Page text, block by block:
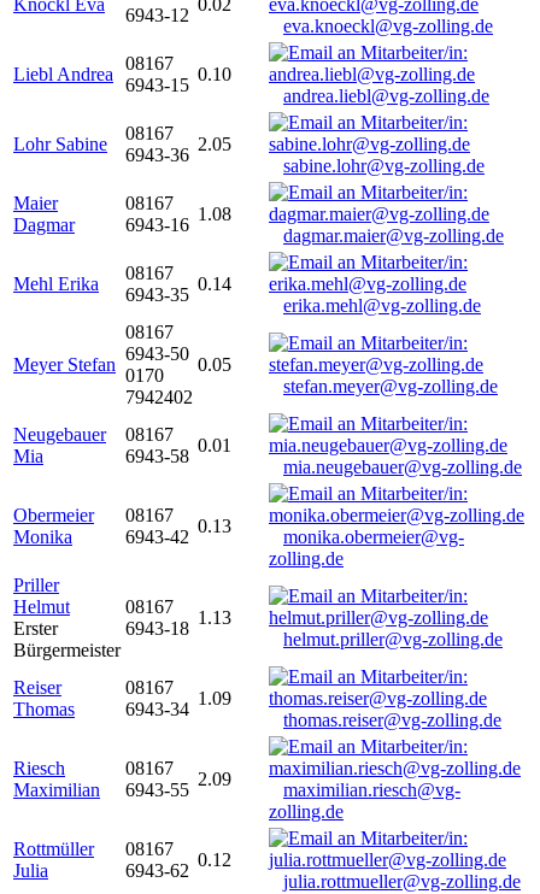
Knöckl Eva
6943-12
0.02
eva.knoeckl@vg-zolling.de
Liebl Andrea
08167
6943-15
0.10
andrea.liebl@vg-zolling.de
Lohr Sabine
08167
6943-36
2.05
sabine.lohr@vg-zolling.de
Maier
Dagmar
08167
6943-16
1.08
dagmar.maier@vg-zolling.de
Mehl Erika
08167
6943-35
0.14
erika.mehl@vg-zolling.de
Meyer Stefan
08167
6943-50
0170
7942402
0.05
stefan.meyer@vg-zolling.de
Neugebauer
Mia
08167
6943-58
0.01
mia.neugebauer@vg-zolling.de
Obermeier
Monika
08167
6943-42
0.13
monika.obermeier@vg-
zolling.de
Priller
Helmut
Erster
Bürgermeister
08167
6943-18
1.13
helmut.priller@vg-zolling.de
Reiser
Thomas
08167
6943-34
1.09
thomas.reiser@vg-zolling.de
Riesch
Maximilian
08167
6943-55
2.09
maximilian.riesch@vg-
zolling.de
Rottmüller
Julia
08167
6943-62
0.12
julia.rottmueller@vg-zolling.de